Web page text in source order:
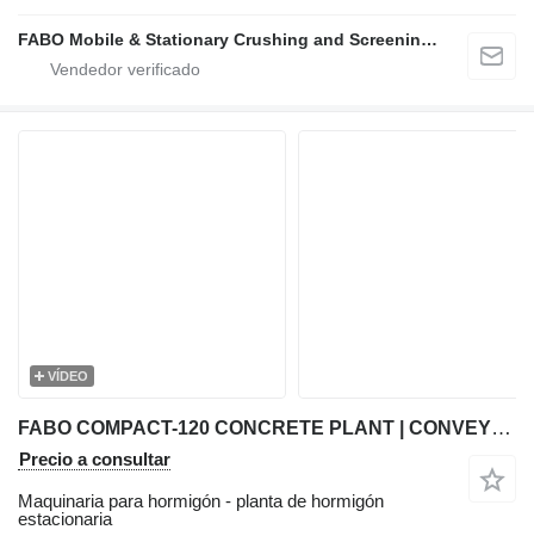
FABO Mobile & Stationary Crushing and Screening Plants | Concrete Batching Plants Manufacturer
VÍDEO
FABO COMPACT-120 CONCRETE PLANT | CONVEYOR TYPE
Precio a consultar
Maquinaria para hormigón - planta de hormigón
estacionaria